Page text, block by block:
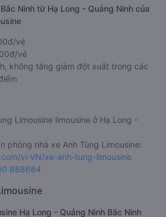
Anh Tùng Limousine
Ninh từ Hạ Long - Quảng Ninh của
vé
vé
Limousine limousine ở Hạ Long -
phòng nhà xe Anh Tùng Limousine:
888684